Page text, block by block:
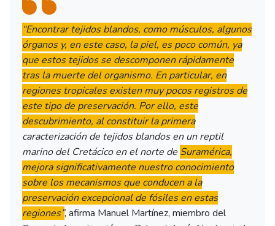
“Encontrar tejidos blandos, como músculos, algunos
órganos y, en este caso, la piel, es poco común, ya
que estos tejidos se descomponen rápidamente
tras la muerte del organismo. En particular, en
regiones tropicales existen muy pocos registros de
este tipo de preservación. Por ello, este
descubrimiento, al constituir la primera
caracterización de tejidos blandos en un reptil
marino del Cretácico en el norte de Suramérica,
mejora significativamente nuestro conocimiento
sobre los mecanismos que conducen a la
preservación excepcional de fósiles en estas
regiones”, afirma Manuel Martínez, miembro del